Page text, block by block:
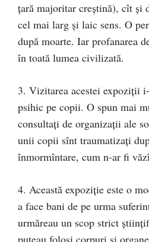
ţară majoritar creştină), cît şi
cel mai larg şi laic sens. O
după moarte. Iar profanarea
în toată lumea civilizată.
3. Vizitarea acestei expoziţii
psihic pe copii. O spun mai
consultaţi de organizaţii ale
unii copii sînt traumatizaţi
înmormîntare, cum n-ar fi
4. Această expoziţie este o
a face bani de pe urma
urmăreau un scop strict
puteau folosi corpuri şi